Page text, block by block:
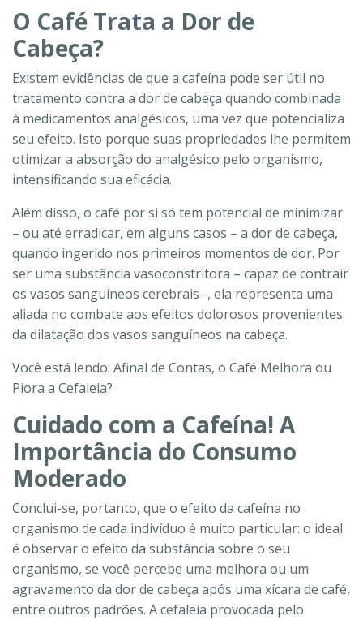
O Café Trata a Dor de
Cabeça?
Existem evidências de que a cafeína pode ser útil no
tratamento contra a dor de cabeça quando combinada
à medicamentos analgésicos, uma vez que potencializa
seu efeito. Isto porque suas propriedades lhe permitem
otimizar a absorção do analgésico pelo organismo,
intensificando sua eficácia.
Além disso, o café por si só tem potencial de minimizar
– ou até erradicar, em alguns casos – a dor de cabeça,
quando ingerido nos primeiros momentos de dor. Por
ser uma substância vasoconstritora – capaz de contrair
os vasos sanguíneos cerebrais -, ela representa uma
aliada no combate aos efeitos dolorosos provenientes
da dilatação dos vasos sanguíneos na cabeça.
Você está lendo: Afinal de Contas, o Café Melhora ou
Piora a Cefaleia?
Cuidado com a Cafeína! A
Importância do Consumo
Moderado
Conclui-se, portanto, que o efeito da cafeína no
organismo de cada indivíduo é muito particular: o ideal
é observar o efeito da substância sobre o seu
organismo, se você percebe uma melhora ou um
agravamento da dor de cabeça após uma xícara de café,
entre outros padrões. A cefaleia provocada pelo